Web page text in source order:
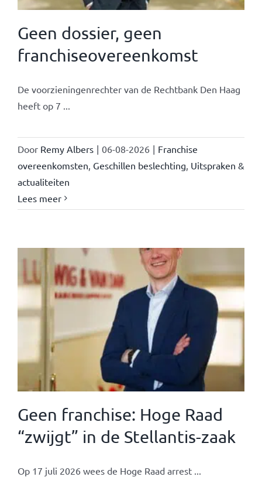
Geen dossier, geen
franchiseovereenkomst
De voorzieningenrechter van de Rechtbank Den Haag
heeft op 7 ...
Door Remy Albers | 06-08-2026 | Franchise
overeenkomsten Geschillen beslechting Uitspraken &
actualiteiten
Lees meer
Geen franchise: Hoge Raad
“zwijgt” in de Stellantis-zaak
Op 17 juli 2026 wees de Hoge Raad arrest ...